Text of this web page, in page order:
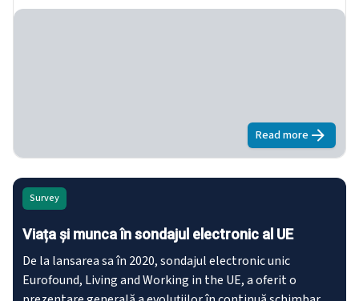
Read moreabout
Survey
Viața și munca în sondajul electronic al UE
De la lansarea sa în 2020, sondajul electronic unic
Eurofound, Living and Working in the UE, a oferit o